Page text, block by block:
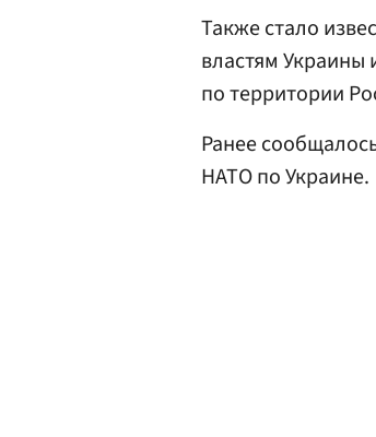
Также стало
властям Украины
по территории
Ранее
НАТО по Украине.